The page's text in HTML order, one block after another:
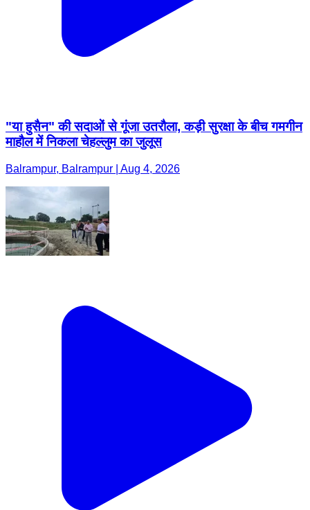
"या हुसैन" की सदाओं से गूंजा उतरौला, कड़ी सुरक्षा के बीच गमगीन
माहौल में निकला चेहल्लुम का जुलूस
Balrampur, Balrampur | Aug 4, 2026